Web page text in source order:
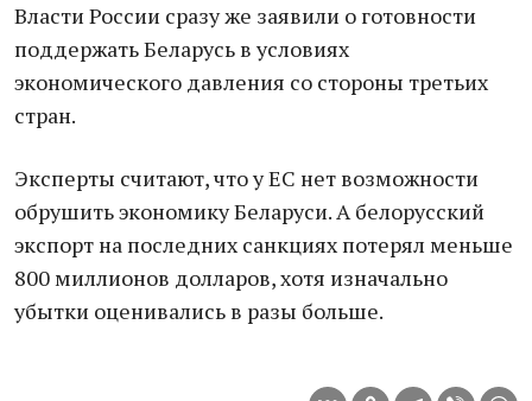
Власти России сразу же заявили о готовности
поддержать Беларусь в условиях
экономического давления со стороны третьих
стран.
Эксперты считают, что у ЕС нет возможности
обрушить экономику Беларуси. А белорусский
экспорт на последних санкциях потерял меньше
800 миллионов долларов, хотя изначально
убытки оценивались в разы больше.